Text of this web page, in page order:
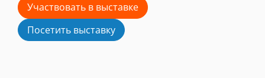
Участвовать в выставке
Посетить выставку